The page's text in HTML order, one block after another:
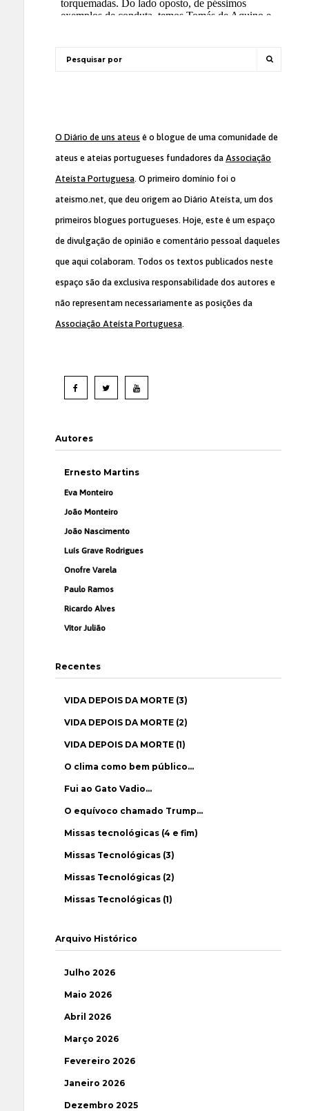
O Diário de uns ateus é o blogue de uma comunidade de
ateus e ateias portugueses fundadores da Associação
Ateísta Portuguesa. O primeiro domínio foi o
ateismo.net, que deu origem ao Diário Ateísta, um dos
primeiros blogues portugueses. Hoje, este é um espaço
de divulgação de opinião e comentário pessoal daqueles
que aqui colaboram. Todos os textos publicados neste
espaço são da exclusiva responsabilidade dos autores e
não representam necessariamente as posições da
Associação Ateísta Portuguesa.
Autores
Ernesto Martins
Eva Monteiro
João Monteiro
João Nascimento
Luís Grave Rodrigues
Onofre Varela
Paulo Ramos
Ricardo Alves
Vítor Julião
Recentes
VIDA DEPOIS DA MORTE (3)
VIDA DEPOIS DA MORTE (2)
VIDA DEPOIS DA MORTE (1)
O clima como bem público…
Fui ao Gato Vadio…
O equívoco chamado Trump…
Missas tecnológicas (4 e fim)
Missas Tecnológicas (3)
Missas Tecnológicas (2)
Missas Tecnológicas (1)
Arquivo Histórico
Julho 2026
Maio 2026
Abril 2026
Março 2026
Fevereiro 2026
Janeiro 2026
Dezembro 2025